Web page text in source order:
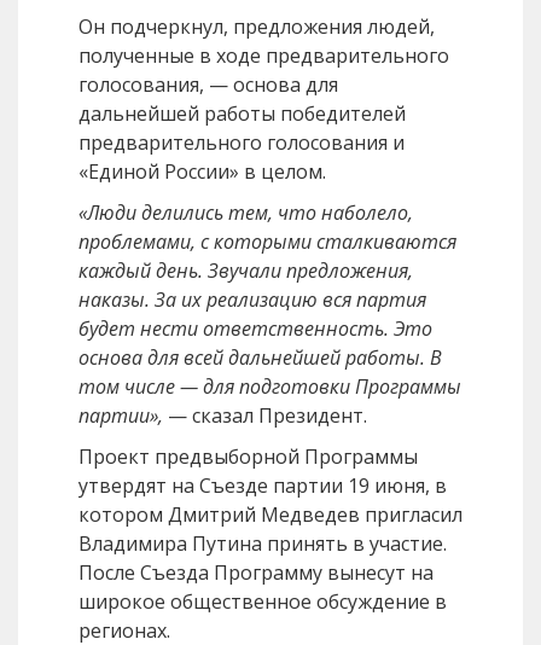
Он подчеркнул, предложения людей,
полученные в ходе предварительного
голосования, — основа для
дальнейшей работы победителей
предварительного голосования и
«Единой России» в целом.
«Люди делились тем, что наболело,
проблемами, с которыми сталкиваются
каждый день. Звучали предложения,
наказы. За их реализацию вся партия
будет нести ответственность. Это
основа для всей дальнейшей работы. В
том числе — для подготовки Программы
партии», — сказал Президент.
Проект предвыборной Программы
утвердят на Съезде партии 19 июня, в
котором Дмитрий Медведев пригласил
Владимира Путина принять в участие.
После Съезда Программу вынесут на
широкое общественное обсуждение в
регионах.